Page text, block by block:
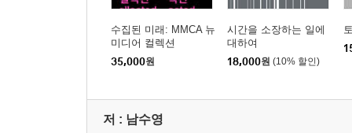
수집된 미래: MMCA 뉴
미디어 컬렉션
35,000원
시간을 소장하는 일에
대하여
18,000원 (10% 할인)
저 : 남수영